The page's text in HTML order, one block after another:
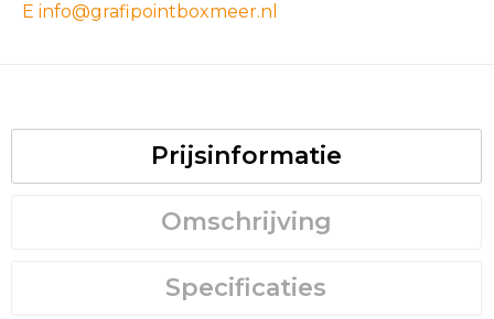
E info@grafipointboxmeer.nl
Prijsinformatie
Omschrijving
Specificaties